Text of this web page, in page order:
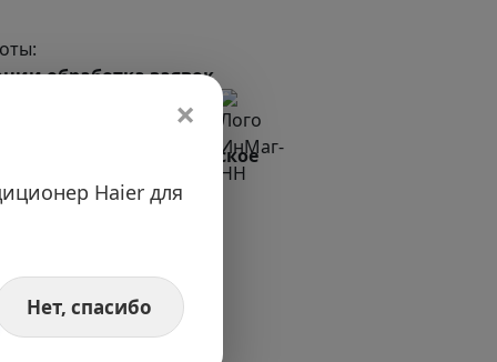
обработка заявок
время московское
×
Haier для
Нет, спасибо